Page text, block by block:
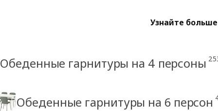
Узнайте
Обеденные гарнитуры на 4 персоны
Обеденные гарнитуры на 6 персон